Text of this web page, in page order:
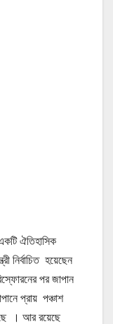
ঐতিহাসিক
নির্বাচিত হয়েছেন
পর জাপান
প্রায় পঞ্চাশ
। আর রয়েছে